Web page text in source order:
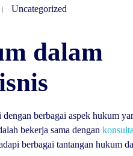
Uncategorized
dalam
berbagai aspek hukum
bekerja sama dengan
berbagai tantangan hukum